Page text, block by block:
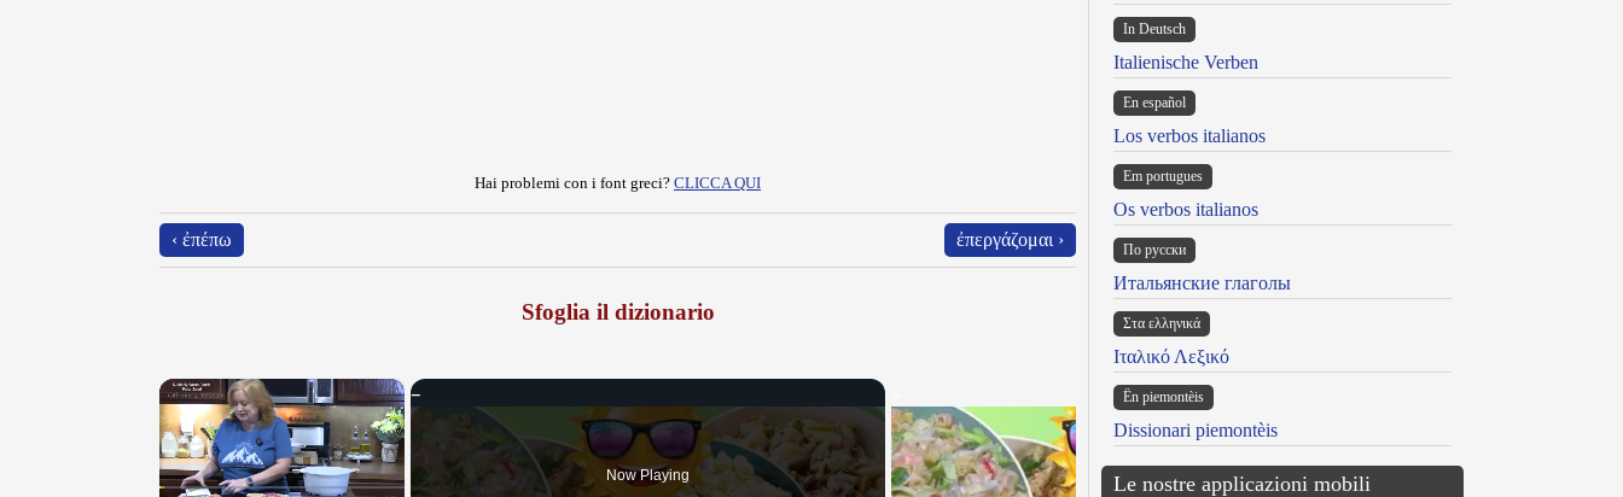
Hai problemi con i font greci? CLICCA QUI
‹ ἐπέπω ἐπεργάζομαι ›
Sfoglia il dizionario
×
Now Playing
In Deutsch
Italienische Verben
En español
Los verbos italianos
Em portugues
Os verbos italianos
По русски
Итальянские глаголы
Στα ελληνικά
Ιταλικό Λεξικό
Ën piemontèis
Dissionari piemontèis
Le nostre applicazioni mobili